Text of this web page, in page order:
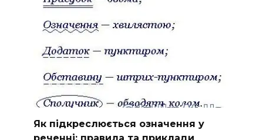
Як підкреслюється означення у